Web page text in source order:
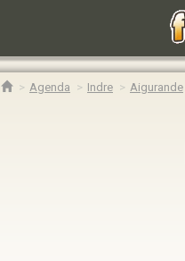
Agenda Indre Aigurande